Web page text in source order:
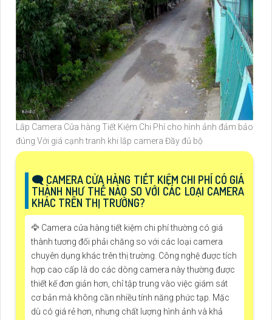
Lắp Camera Cửa hàng Tiết Kiệm Chi Phí cho hình ảnh đảm bảo
đúng Với giá cạnh tranh khi lắp camera Đầy đủ bộ
🗨️ CAMERA CỬA HÀNG TIẾT KIỆM CHI PHÍ CÓ GIÁ
THÀNH NHƯ THẾ NÀO SO VỚI CÁC LOẠI CAMERA
KHÁC TRÊN THỊ TRƯỜNG?
🦅 Camera cửa hàng tiết kiệm chi phí thường có giá
thành tương đối phải chăng so với các loại camera
chuyên dụng khác trên thị trường. Công nghệ được tích
hợp cao cấp là do các dòng camera này thường được
thiết kế đơn giản hơn, chỉ tập trung vào việc giám sát
cơ bản mà không cần nhiều tính năng phức tạp. Mặc
dù có giá rẻ hơn, nhưng chất lượng hình ảnh và khả